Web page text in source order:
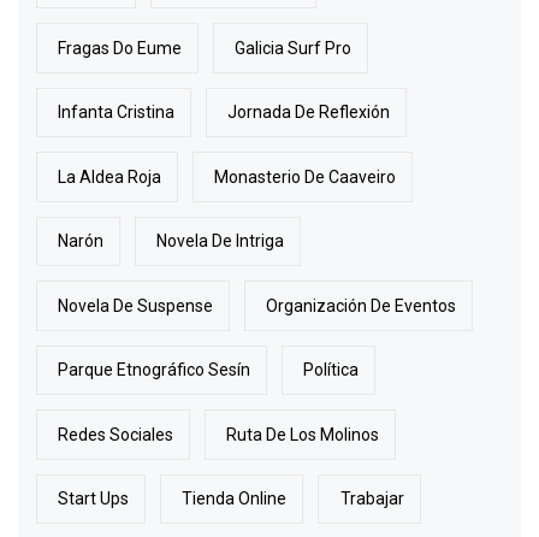
Fragas Do Eume Galicia Surf Pro
Infanta Cristina Jornada De Reflexión
La Aldea Roja Monasterio De Caaveiro
Narón Novela De Intriga
Novela De Suspense Organización De Eventos
Parque Etnográfico Sesín Política
Redes Sociales Ruta De Los Molinos
Start Ups Tienda Online Trabajar